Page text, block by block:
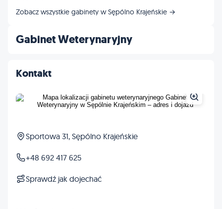
Gabinet Weterynaryjny
Kontakt
Sportowa 31, Sępólno Krajeńskie
+48 692 417 625
Sprawdź jak dojechać
Zobacz wszystkie gabinety w Sępólno Krajeńskie →